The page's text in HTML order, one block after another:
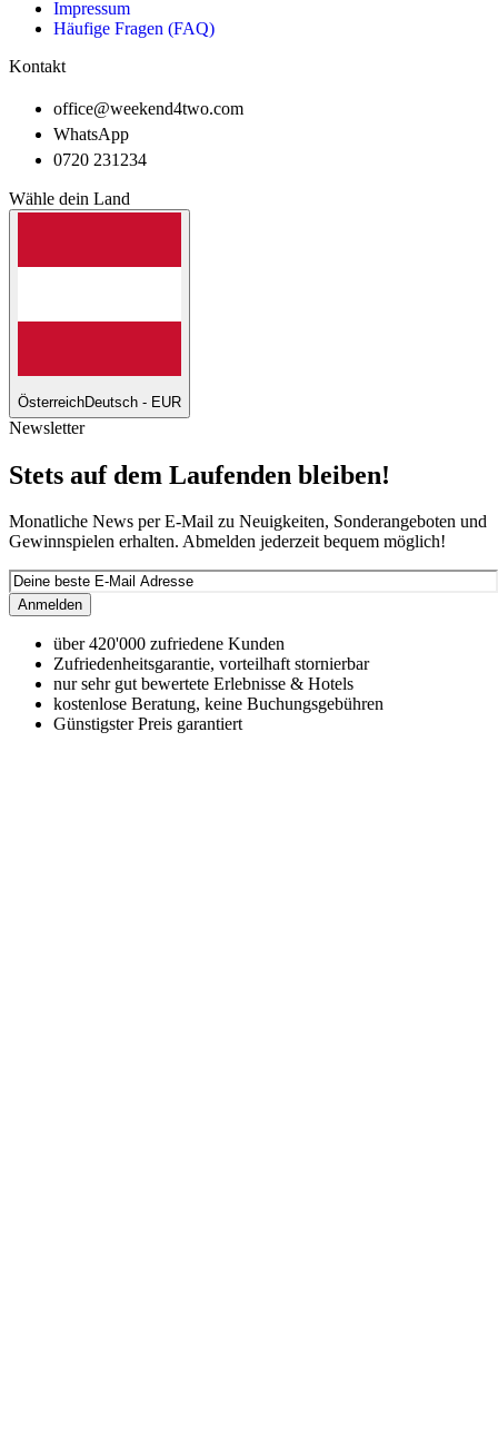
Impressum
Häufige Fragen (FAQ)
Kontakt
office@weekend4two.com
WhatsApp
0720 231234
Wähle dein Land
ÖsterreichDeutsch - EUR
Newsletter
Stets auf dem Laufenden bleiben!
Monatliche News per E-Mail zu Neuigkeiten, Sonderangeboten und
Gewinnspielen erhalten. Abmelden jederzeit bequem möglich!
Anmelden
über 420'000 zufriedene Kunden
Zufriedenheitsgarantie, vorteilhaft stornierbar
nur sehr gut bewertete Erlebnisse & Hotels
kostenlose Beratung, keine Buchungsgebühren
Günstigster Preis garantiert